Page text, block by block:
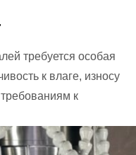
требуется особая
к влаге, износу
к